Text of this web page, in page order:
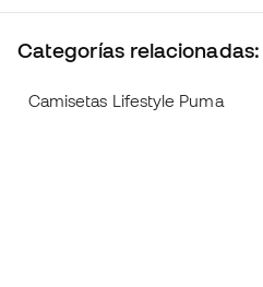
Categorías relacionadas:
Camisetas Lifestyle Puma